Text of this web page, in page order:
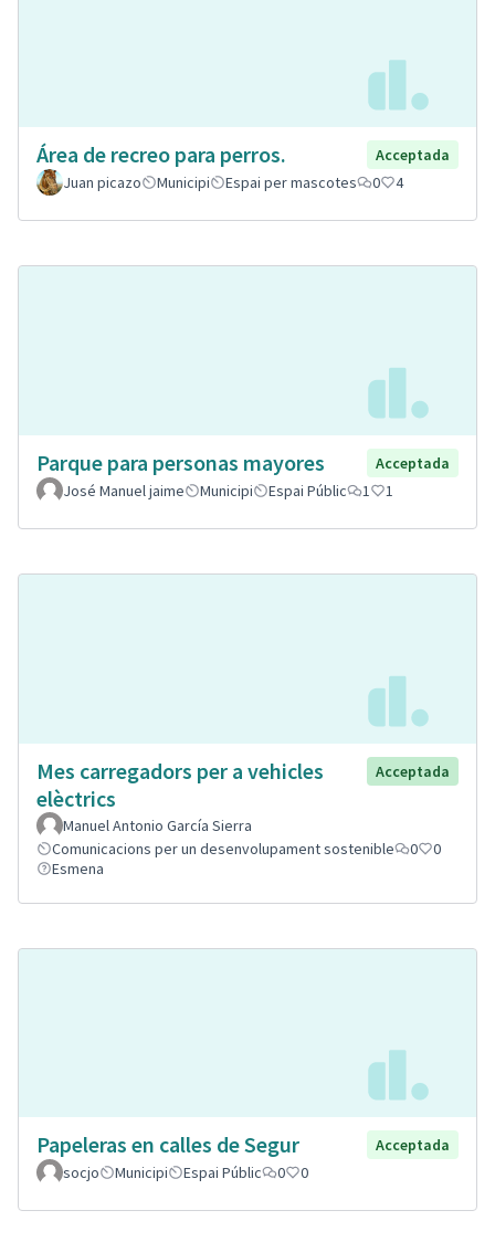
Área de recreo para perros.
Acceptada
Juan picazo
Municipi Espai per mascotes 0 4
Parque para personas mayores
Acceptada
José Manuel jaime
Municipi Espai Públic 1 1
Mes carregadors per a vehicles
elèctrics
Acceptada
Manuel Antonio García Sierra
Comunicacions per un desenvolupament sostenible
0
0
Esmena
Papeleras en calles de Segur
Acceptada
socjo
Municipi Espai Públic 0 0